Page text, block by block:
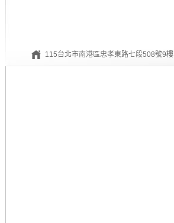
115台北市南港區忠孝東路七段508號9樓